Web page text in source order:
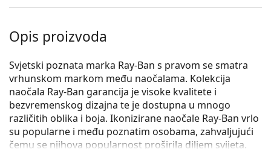
Opis proizvoda
Svjetski poznata marka Ray-Ban s pravom se smatra
vrhunskom markom među naočalama. Kolekcija
naočala Ray-Ban garancija je visoke kvalitete i
bezvremenskog dizajna te je dostupna u mnogo
različitih oblika i boja. Ikonizirane naočale Ray-Ban vrlo
su popularne i među poznatim osobama, zahvaljujući
čemu se njihova popularnost proširila diljem svijeta.